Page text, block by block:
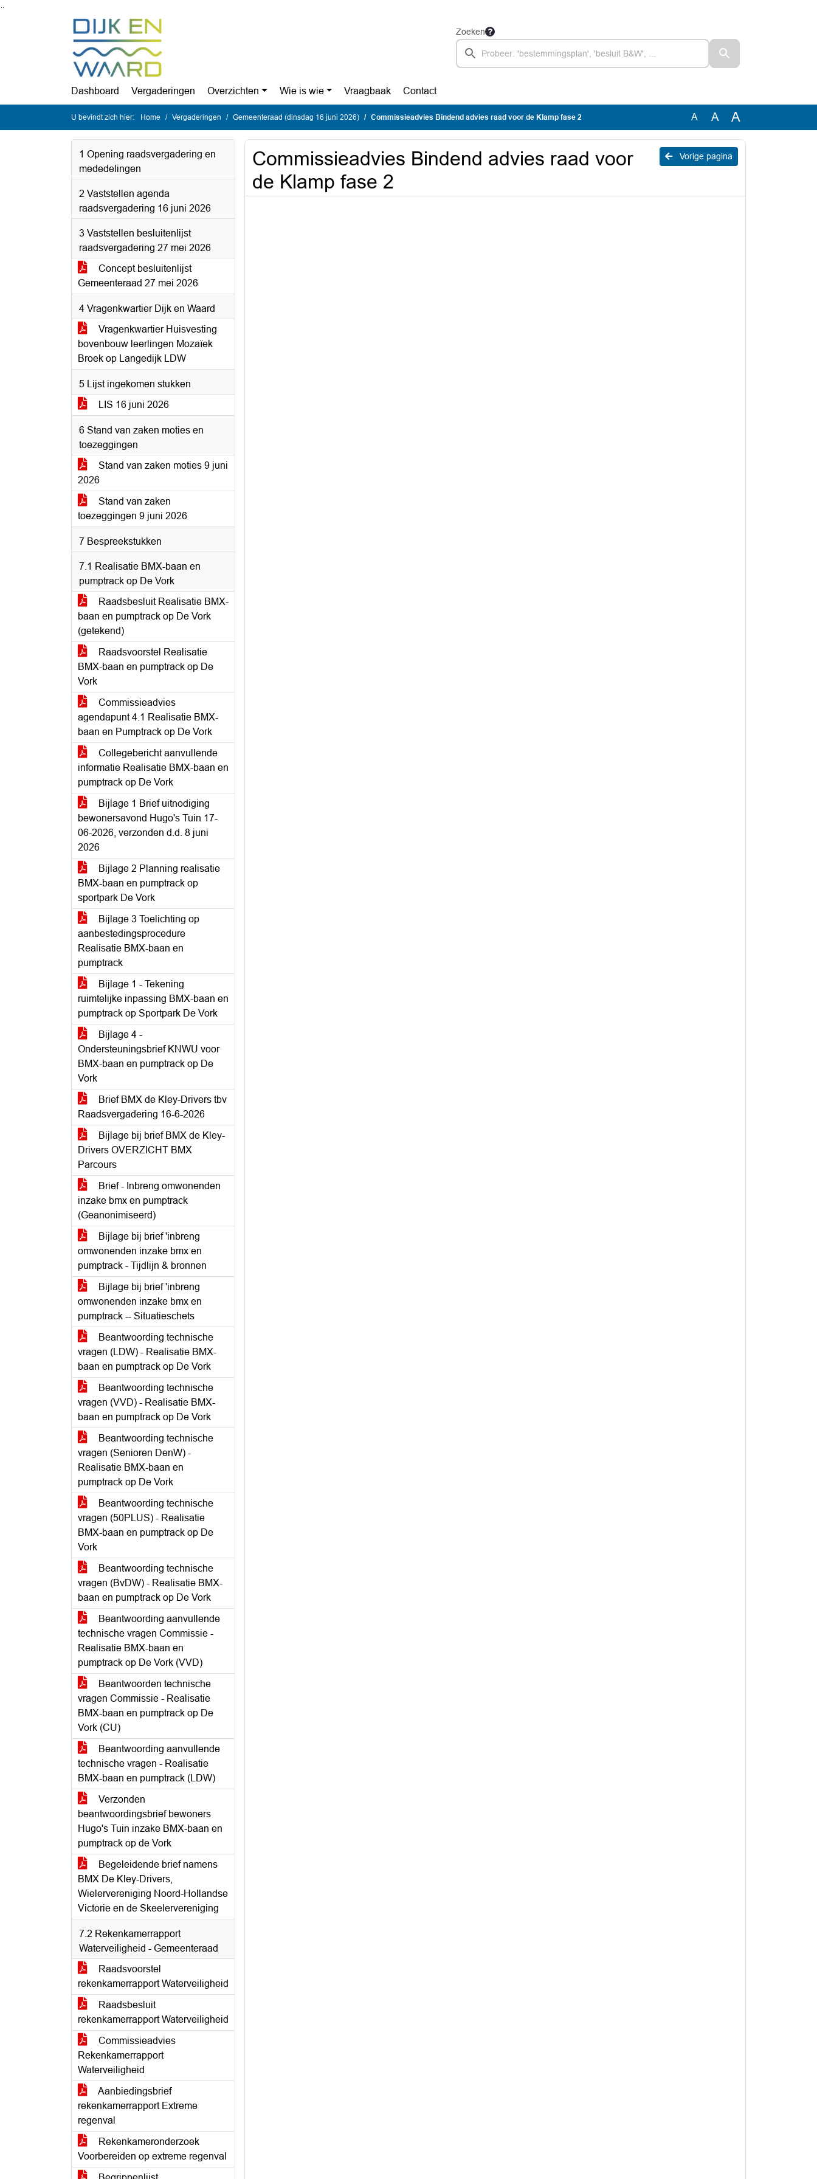
Zoeken
Dashboard Vergaderingen Overzichten Wie is wie Vraagbaak Contact
U bevindt zich hier: Home Vergaderingen Gemeenteraad (dinsdag 16 juni 2026) Commissieadvies Bindend advies raad voor de Klamp fase 2 A A A
1 Opening raadsvergadering en
mededelingen
2 Vaststellen agenda
raadsvergadering 16 juni 2026
3 Vaststellen besluitenlijst
raadsvergadering 27 mei 2026
Concept besluitenlijst
Gemeenteraad 27 mei 2026
4 Vragenkwartier Dijk en Waard
Vragenkwartier Huisvesting
bovenbouw leerlingen Mozaïek
Broek op Langedijk LDW
5 Lijst ingekomen stukken
LIS 16 juni 2026
6 Stand van zaken moties en
toezeggingen
Stand van zaken moties 9 juni
2026
Stand van zaken
toezeggingen 9 juni 2026
7 Bespreekstukken
7.1 Realisatie BMX-baan en
pumptrack op De Vork
Raadsbesluit Realisatie BMX-
baan en pumptrack op De Vork
(getekend)
Raadsvoorstel Realisatie
BMX-baan en pumptrack op De
Vork
Commissieadvies
agendapunt 4.1 Realisatie BMX-
baan en Pumptrack op De Vork
Collegebericht aanvullende
informatie Realisatie BMX-baan en
pumptrack op De Vork
Bijlage 1 Brief uitnodiging
bewonersavond Hugo's Tuin 17-
06-2026, verzonden d.d. 8 juni
2026
Bijlage 2 Planning realisatie
BMX-baan en pumptrack op
sportpark De Vork
Bijlage 3 Toelichting op
aanbestedingsprocedure
Realisatie BMX-baan en
pumptrack
Bijlage 1 - Tekening
ruimtelijke inpassing BMX-baan en
pumptrack op Sportpark De Vork
Bijlage 4 -
Ondersteuningsbrief KNWU voor
BMX-baan en pumptrack op De
Vork
Brief BMX de Kley-Drivers tbv
Raadsvergadering 16-6-2026
Bijlage bij brief BMX de Kley-
Drivers OVERZICHT BMX
Parcours
Brief - Inbreng omwonenden
inzake bmx en pumptrack
(Geanonimiseerd)
Bijlage bij brief 'inbreng
omwonenden inzake bmx en
pumptrack - Tijdlijn & bronnen
Bijlage bij brief 'inbreng
omwonenden inzake bmx en
pumptrack -- Situatieschets
Beantwoording technische
vragen (LDW) - Realisatie BMX-
baan en pumptrack op De Vork
Beantwoording technische
vragen (VVD) - Realisatie BMX-
baan en pumptrack op De Vork
Beantwoording technische
vragen (Senioren DenW) -
Realisatie BMX-baan en
pumptrack op De Vork
Beantwoording technische
vragen (50PLUS) - Realisatie
BMX-baan en pumptrack op De
Vork
Beantwoording technische
vragen (BvDW) - Realisatie BMX-
baan en pumptrack op De Vork
Beantwoording aanvullende
technische vragen Commissie -
Realisatie BMX-baan en
pumptrack op De Vork (VVD)
Beantwoorden technische
vragen Commissie - Realisatie
BMX-baan en pumptrack op De
Vork (CU)
Beantwoording aanvullende
technische vragen - Realisatie
BMX-baan en pumptrack (LDW)
Verzonden
beantwoordingsbrief bewoners
Hugo's Tuin inzake BMX-baan en
pumptrack op de Vork
Begeleidende brief namens
BMX De Kley-Drivers,
Wielervereniging Noord-Hollandse
Victorie en de Skeelervereniging
7.2 Rekenkamerrapport
Waterveiligheid - Gemeenteraad
Raadsvoorstel
rekenkamerrapport Waterveiligheid
Raadsbesluit
rekenkamerrapport Waterveiligheid
Commissieadvies
Rekenkamerrapport
Waterveiligheid
Aanbiedingsbrief
rekenkamerrapport Extreme
regenval
Rekenkameronderzoek
Voorbereiden op extreme regenval
Vorige pagina
Commissieadvies Bindend advies raad voor
de Klamp fase 2